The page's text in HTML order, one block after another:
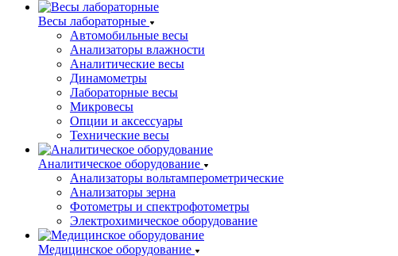
Весы лабораторные
Автомобильные весы
Анализаторы влажности
Аналитические весы
Динамометры
Лабораторные весы
Микровесы
Опции и аксессуары
Технические весы
Аналитическое оборудование
Анализаторы вольтамперометрические
Анализаторы зерна
Фотометры и спектрофотометры
Электрохимическое оборудование
Медицинское оборудование